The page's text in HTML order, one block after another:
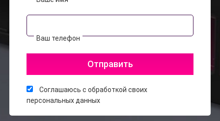
Ваш телефон
Соглашаюсь собработкой своих
персональных данных